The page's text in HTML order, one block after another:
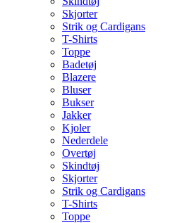
Skjorter
Strik og Cardigans
T-Shirts
Toppe
Badetøj
Blazere
Bluser
Bukser
Jakker
Kjoler
Nederdele
Overtøj
Skindtøj
Skjorter
Strik og Cardigans
T-Shirts
Toppe